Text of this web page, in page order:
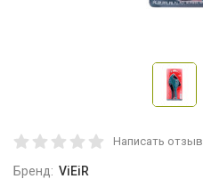
Написать отзыв
Бренд: ViEiR